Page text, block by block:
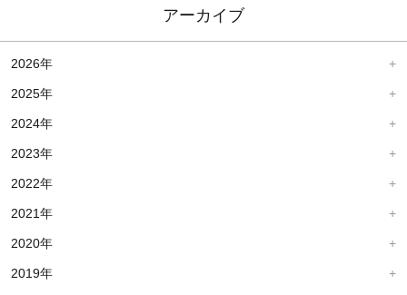
アーカイブ
2026年
2025年
2024年
2023年
2022年
2021年
2020年
2019年